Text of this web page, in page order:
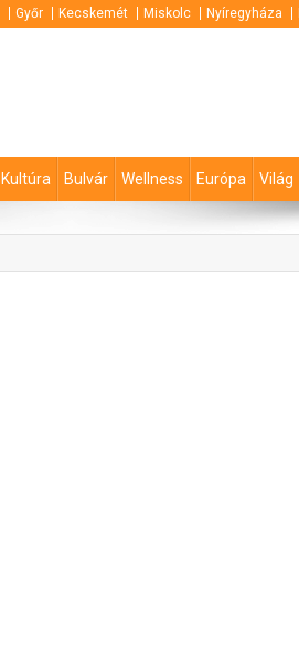
Győr Kecskemét Miskolc Nyíregyháza
Kultúra Bulvár Wellness Európa Világ